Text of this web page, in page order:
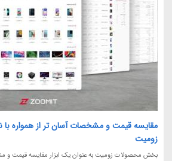
مقایسه قیمت و مشخصات آسان تر از همواره
زومیت
بخش محصولات زومیت به عنوان یک ابزار مقایسه قیمت